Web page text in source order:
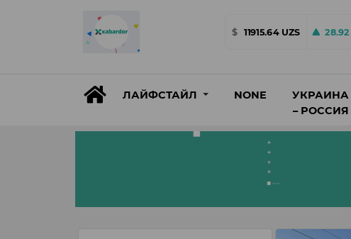
$ 11915.64 UZS 28.92
ЛАЙФСТАЙЛ NONE
УКРАИНА
– РОССИЯ